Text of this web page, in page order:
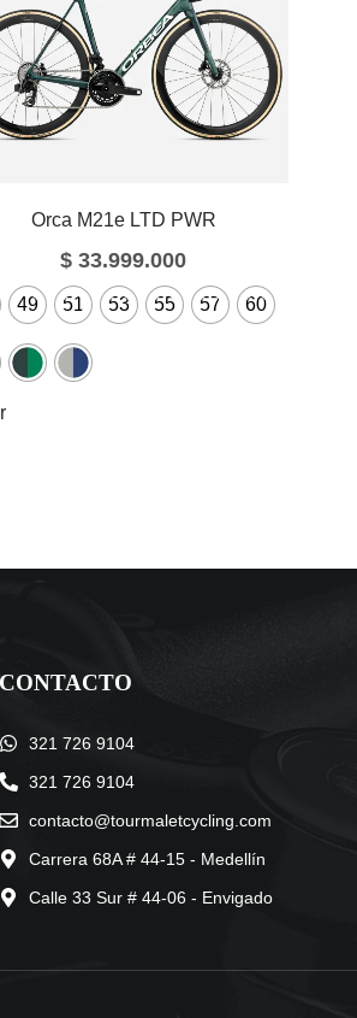
Orca M21e LTD PWR
$ 33.999.000
49 51 53 55 57 60
CONTACTO
321 726 9104
321 726 9104
contacto@tourmaletcycling.com
Carrera 68A # 44-15 - Medellín
Calle 33 Sur # 44-06 - Envigado